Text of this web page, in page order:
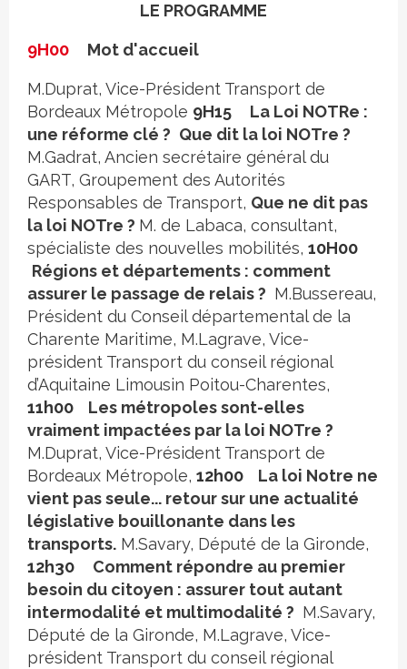
LE PROGRAMME
9H00 Mot d'accueil
M.Duprat, Vice-Président Transport de
Bordeaux Métropole 9H15 La Loi NOTRe :
une réforme clé ? Que dit la loi NOTre ?
M.Gadrat, Ancien secrétaire général du
GART, Groupement des Autorités
Responsables de Transport, Que ne dit pas
la loi NOTre ? M. de Labaca, consultant,
spécialiste des nouvelles mobilités, 10H00
Régions et départements : comment
assurer le passage de relais ? M.Bussereau,
Président du Conseil départemental de la
Charente Maritime, M.Lagrave, Vice-
président Transport du conseil régional
d’Aquitaine Limousin Poitou-Charentes,
11h00 Les métropoles sont-elles
vraiment impactées par la loi NOTre ?
M.Duprat, Vice-Président Transport de
Bordeaux Métropole, 12h00 La loi Notre ne
vient pas seule... retour sur une actualité
législative bouillonante dans les
transports. M.Savary, Député de la Gironde,
12h30
Comment répondre au premier
besoin du citoyen : assurer tout autant
intermodalité et multimodalité ? M.Savary,
Député de la Gironde, M.Lagrave, Vice-
président Transport du conseil régional